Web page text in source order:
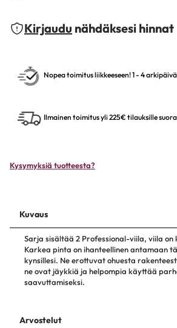
Kirjaudu nähdäksesi hinnat
Nopea toimitus liikkeeseen! 1 - 4
Ilmainen toimitus yli 225€ tilauksille
Kysymyksiä tuotteesta?
Kuvaus
Sarja sisältää 2 Professional-viila, viila on
Karkea pinta on ihanteellinen antamaan
kynsillesi. Ne erottuvat ohuesta
ne ovat jäykkiä ja helpompia käyttää
saavuttamiseksi.
Arvostelut